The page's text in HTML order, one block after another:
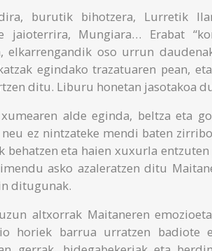
burutik bihotzera, Lurretik
jaioterrira, Mungiara… Erabat
elkarrengandik oso urrun
egindako trazatuaren pean,
ditu. Liburu honetan jasotakoa
xumearen alde eginda, beltza eta
ez nintzateke mendi baten
behatzen eta haien xuxurla
asko azaleratzen ditu
ditugunak.
altxorrak Maitaneren
horiek barrua urratzen badiote